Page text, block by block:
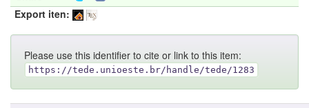
Export iten:
Please use this identifier to cite or link to this item:
https://tede.unioeste.br/handle/tede/1283